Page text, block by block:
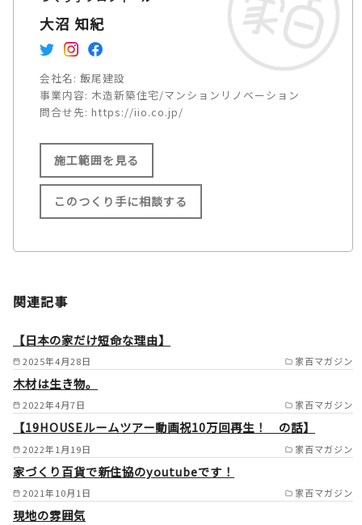
大沼 知紀
会社名: 飯尾建設
事業内容: 木造新築住宅/マンションリノベーション
問合せ先: https://iio.co.jp/
施工範囲を見る
施工範囲
堺市/東大阪市/門真市/寝屋川
市/交野市/守口市/大東市/四条
面市/茨木市/高槻市/島本町/豊
中市/吹田市/八尾市/松原市/柏
原市/藤井寺市/羽曳野市/大阪
このつくり手に相談する
関連記事
2025年4月28日 家百マガジン
【日本の家だけ短命な理由】
2022年4月7日 家百マガジン
木材は生き物。
2022年1月19日 家百マガジン
【19HOUSEルームツアー動画祝10万回再生！ の話】
2021年10月1日 家百マガジン
家づくり百貨で新住協のyoutubeです！
現地の雰囲気